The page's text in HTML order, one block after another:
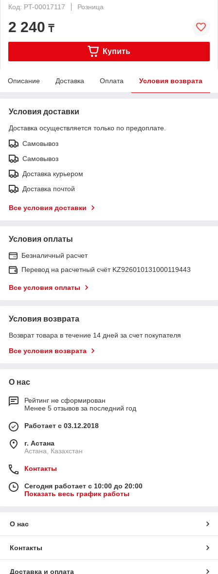
Код: PT-00017117
Розница
2 240 ₸
Купить
Описание Доставка Оплата Условия возврата
Условия доставки
Доставка осуществляется только по предоплате.
Самовывоз
Самовывоз
Доставка курьером
Доставка почтой
Все условия доставки
Условия оплаты
Безналичный расчет
Перевод на расчетный счёт KZ926010131000119443
Все условия оплаты
Условия возврата
Возврат товара в течение 14 дней за счет покупателя
Все условия возврата
О нас
Рейтинг не сформирован
Менее 5 отзывов за последний год
Работает с 03.12.2018
г. Астана
Астана, Казахстан
Контакты
Сегодня работает с 10:00 до 20:00
Показать весь график работы
О нас
Контакты
Доставка и оплата